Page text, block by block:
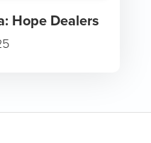
Hope Dealers